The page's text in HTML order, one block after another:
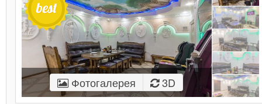
Фотогалерея 3D